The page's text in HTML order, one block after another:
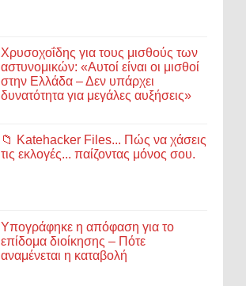
Χρυσοχοΐδης για τους μισθούς των
αστυνομικών: «Αυτοί είναι οι μισθοί
στην Ελλάδα – Δεν υπάρχει
δυνατότητα για μεγάλες αυξήσεις»
📁 Katehacker Files... Πώς να χάσεις
τις εκλογές... παίζοντας μόνος σου.
Υπογράφηκε η απόφαση για το
επίδομα διοίκησης – Πότε
αναμένεται η καταβολή